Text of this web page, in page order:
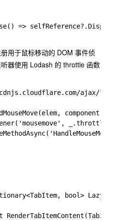
=>
用于鼠标移动的 DOM 事件侦
器使用 Lodash 的 throttle 函数
ajax/
component,
bool>